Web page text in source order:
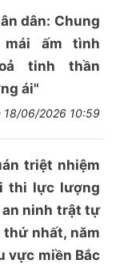
dân: Chung
ấm tình
tinh thần
ái"
18/06/2026 10:59
triệt nhiệm
thi lực lượng
an ninh trật tự
nhất, năm
vực miền Bắc